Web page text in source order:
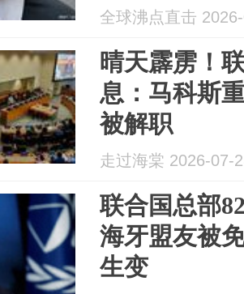
全球沸点直击
晴天霹雳！
息：马科斯
被解职
走过海棠 2026-07-
联合国总部
海牙盟友被
生变